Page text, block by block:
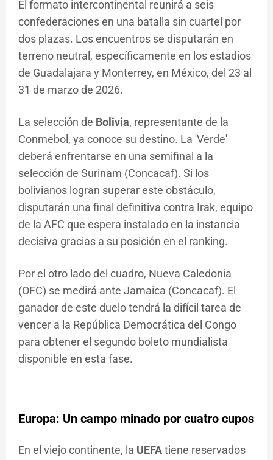
El formato intercontinental reunirá a seis
confederaciones en una batalla sin cuartel por
dos plazas. Los encuentros se disputarán en
terreno neutral, específicamente en los estadios
de Guadalajara y Monterrey, en México, del 23 al
31 de marzo de 2026.
La selección de Bolivia, representante de la
Conmebol, ya conoce su destino. La 'Verde'
deberá enfrentarse en una semifinal a la
selección de Surinam (Concacaf). Si los
bolivianos logran superar este obstáculo,
disputarán una final definitiva contra Irak, equipo
de la AFC que espera instalado en la instancia
decisiva gracias a su posición en el ranking.
Por el otro lado del cuadro, Nueva Caledonia
(OFC) se medirá ante Jamaica (Concacaf). El
ganador de este duelo tendrá la difícil tarea de
vencer a la República Democrática del Congo
para obtener el segundo boleto mundialista
disponible en esta fase.
Europa: Un campo minado por cuatro cupos
En el viejo continente, la UEFAtiene reservados